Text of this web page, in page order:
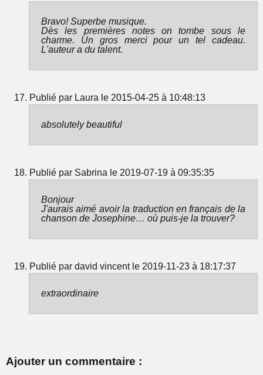
Bravo! Superbe musique.
Dès les premières notes on tombe sous le
charme. Un gros merci pour un tel cadeau.
L'auteur a du talent.
Publié par Laura le 2015-04-25 à 10:48:13
absolutely beautiful
Publié par Sabrina le 2019-07-19 à 09:35:35
Bonjour
J'aurais aimé avoir la traduction en français de la
chanson de Josephine… où puis-je la trouver?
Publié par david vincent le 2019-11-23 à 18:17:37
extraordinaire
Ajouter un commentaire :